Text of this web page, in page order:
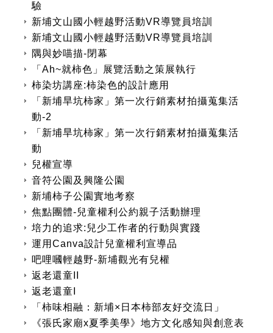
驗
新埔文山國小輕越野活動VR導覽員培訓
新埔文山國小輕越野活動VR導覽員培訓
隅與妙喵描-閉幕
「Ah~就柿色」展覽活動之策展執行
柿染坊講座:柿染色的設計應用
「新埔旱坑柿家」第一次行銷素材拍攝蒐集活
動-2
「新埔旱坑柿家」第一次行銷素材拍攝蒐集活
動
兒權宣導
音符公園及興隆公園
新埔柿子公園實地考察
焦點團體-兒童權利公約親子活動辦理
培力的追求:兒少工作者的行動與實踐
運用Canva設計兒童權利宣導品
吧哩嘓輕越野-新埔觀光有兒權
返老還童II
返老還童I
「柿味相融：新埔×日本柿部友好交流日」
《張氏家廟x夏季美學》地方文化感知與創意表